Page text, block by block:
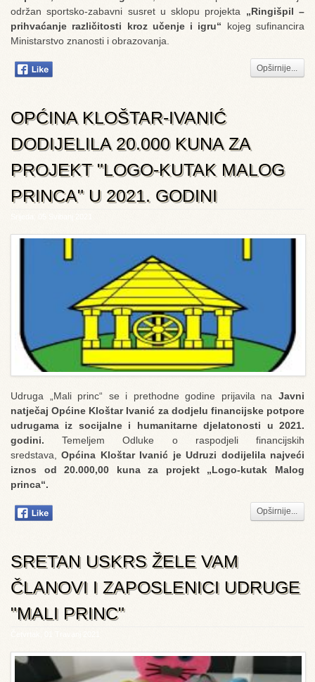
održan sportsko-zabavni susret u sklopu projekta „Ringišpil –
prihvaćanje različitosti kroz učenje i igru“ kojeg sufinancira
Ministarstvo znanosti i obrazovanja.
Opširnije...
OPĆINA KLOŠTAR-IVANIĆ
DODIJELILA 20.000 KUNA ZA
PROJEKT "LOGO-KUTAK MALOG
PRINCA" U 2021. GODINI
Udruga „Mali princ“ se i prethodne godine prijavila na Javni
natječaj Općine Kloštar Ivanić za dodjelu financijske potpore
udrugama iz socijalne i humanitarne djelatonosti u 2021.
godini. Temeljem Odluke o raspodjeli financijskih
sredstava,Općina Kloštar Ivanić je Udruzi dodijelila najveći
iznos od 20.000,00 kuna za projekt „Logo-kutak Malog
princa“.
Opširnije...
SRETAN USKRS ŽELE VAM
ČLANOVI I ZAPOSLENICI UDRUGE
"MALI PRINC"